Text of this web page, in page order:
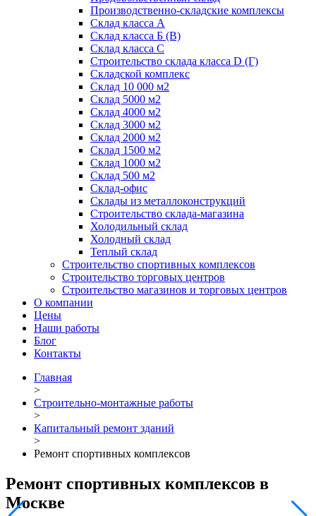
Производственно-складские комплексы
Склад класса А
Склад класса Б (B)
Склад класса С
Строительство склада класса D (Г)
Складской комплекс
Склад 10 000 м2
Склад 5000 м2
Склад 4000 м2
Склад 3000 м2
Склад 2000 м2
Склад 1500 м2
Склад 1000 м2
Склад 500 м2
Склад-офис
Склады из металлоконструкций
Строительство склада-магазина
Холодильный склад
Холодный склад
Теплый склад
Строительство спортивных комплексов
Строительство торговых центров
Строительство магазинов и торговых центров
О компании
Цены
Наши работы
Блог
Контакты
Главная
>
Строительно-монтажные работы
>
Капитальный ремонт зданий
>
Ремонт спортивных комплексов
Ремонт спортивных комплексов в
Москве